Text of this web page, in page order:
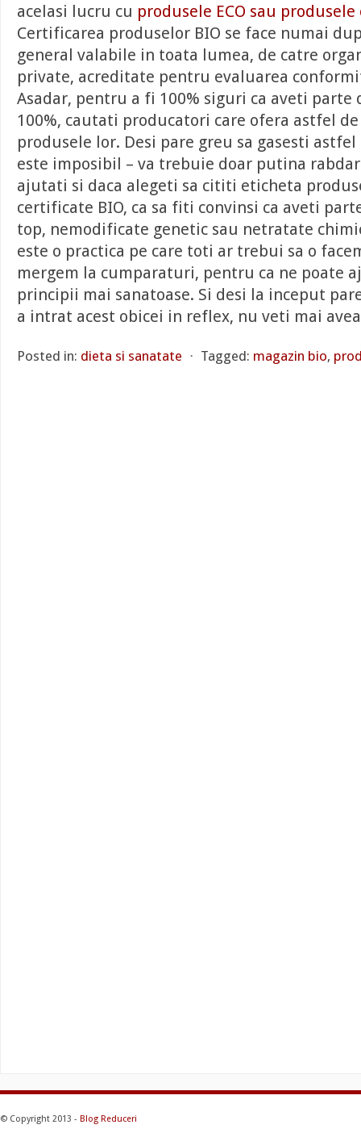
acelasi lucru cu produsele ECO sau produsele
Certificarea produselor BIO se face numai
general valabile in toata lumea, de catre
private, acreditate pentru evaluarea
Asadar, pentru a fi 100% siguri ca aveti parte
100%, cautati producatori care ofera astfel
produsele lor. Desi pare greu sa gasesti
este imposibil – va trebuie doar putina
ajutati si daca alegeti sa cititi eticheta
certificate BIO, ca sa fiti convinsi ca aveti
top, nemodificate genetic sau netratate
este o practica pe care toti ar trebui sa o
mergem la cumparaturi, pentru ca ne poate
principii mai sanatoase. Si desi la inceput
a intrat acest obicei in reflex, nu veti mai
Posted in: dieta si sanatate ⋅ Tagged: magazin bio,
© Copyright 2013 - Blog Reduceri